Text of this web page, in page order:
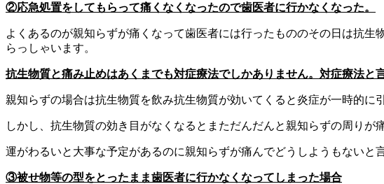
②応急処置をしてもらって痛くなくなったので歯医者に行かなくなった。
よくあるのが親知らずが痛くなって歯医者には行ったもののその日は抗
らっしゃいます。
抗生物質と痛み止めはあくまでも対症療法でしかありません。対症療法と
親知らずの場合は抗生物質を飲み抗生物質が効いてくると炎症が一時的に
しかし、抗生物質の効き目がなくなるとまただんだんと親知らずの周り
運がわるいと大事な予定があるのに親知らずが痛んでどうしようもないと
③被せ物等の型をとったまま歯医者に行かなくなってしまった場合